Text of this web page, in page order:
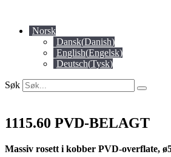
content Norsk
Dansk(Danish)
English(Engelsk)
Deutsch(Tysk)
Søk
1115.60 PVD-BELAGT
Massiv rosett i kobber PVD-overflate,